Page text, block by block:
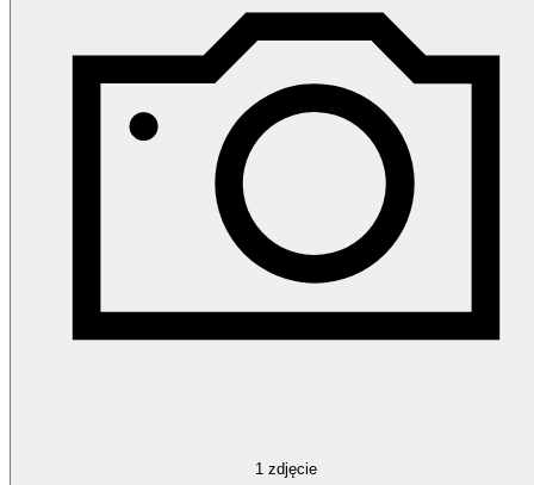
1 zdjęcie